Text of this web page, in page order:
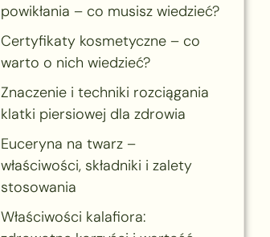
powikłania – co musisz wiedzieć?
Certyfikaty kosmetyczne – co
warto o nich wiedzieć?
Znaczenie i techniki rozciągania
klatki piersiowej dla zdrowia
Euceryna na twarz –
właściwości, składniki i zalety
stosowania
Właściwości kalafiora: